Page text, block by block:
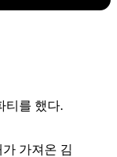
티를 했다.
가져온 김